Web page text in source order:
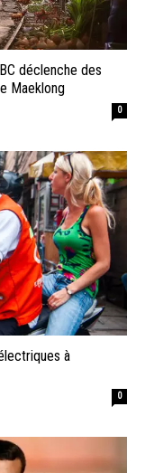
déclenche des
Maeklong
0
à
0